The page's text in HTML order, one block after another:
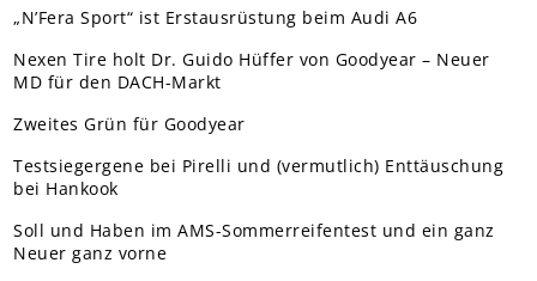
„N’Fera Sport“ ist Erstausrüstung beim Audi A6
Nexen Tire holt Dr. Guido Hüffer von Goodyear – Neuer
MD für den DACH-Markt
Zweites Grün für Goodyear
Testsiegergene bei Pirelli und (vermutlich) Enttäuschung
bei Hankook
Soll und Haben im AMS-Sommerreifentest und ein ganz
Neuer ganz vorne